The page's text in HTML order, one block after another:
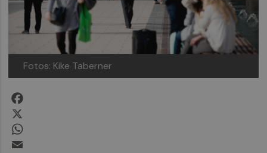
Fotos: Kike Taberner